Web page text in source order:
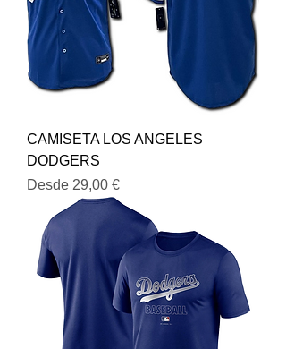
CAMISETA LOS ANGELES
DODGERS
Desde 29,00 €
Precio de oferta